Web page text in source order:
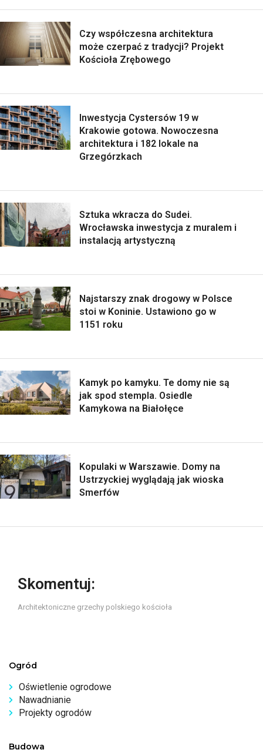
Czy współczesna architektura
może czerpać z tradycji? Projekt
Kościoła Zrębowego
Inwestycja Cystersów 19 w
Krakowie gotowa. Nowoczesna
architektura i 182 lokale na
Grzegórzkach
Sztuka wkracza do Sudei.
Wrocławska inwestycja z muralem i
instalacją artystyczną
Najstarszy znak drogowy w Polsce
stoi w Koninie. Ustawiono go w
1151 roku
Kamyk po kamyku. Te domy nie są
jak spod stempla. Osiedle
Kamykowa na Białołęce
Kopulaki w Warszawie. Domy na
Ustrzyckiej wyglądają jak wioska
Smerfów
Skomentuj:
Architektoniczne grzechy polskiego kościoła
Ogród
Oświetlenie ogrodowe
Nawadnianie
Projekty ogrodów
Budowa